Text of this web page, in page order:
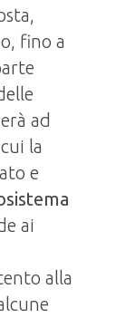
fino a
ad
la
e
ai
alla